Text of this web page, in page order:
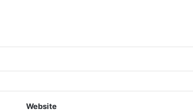
Website